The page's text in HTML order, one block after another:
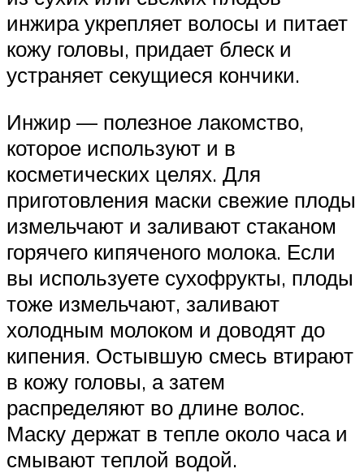
инжира укрепляет волосы и питает
кожу головы, придает блеск и
устраняет секущиеся кончики.
Инжир — полезное лакомство,
которое используют и в
косметических целях. Для
приготовления маски свежие плоды
измельчают и заливают стаканом
горячего кипяченого молока. Если
вы используете сухофрукты, плоды
тоже измельчают, заливают
холодным молоком и доводят до
кипения. Остывшую смесь втирают
в кожу головы, а затем
распределяют во длине волос.
Маску держат в тепле около часа и
смывают теплой водой.